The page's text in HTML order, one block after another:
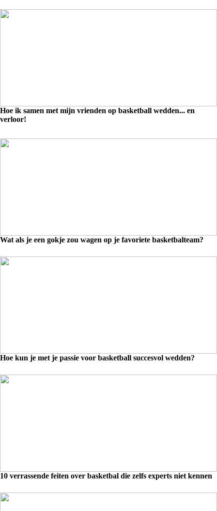
Hoe ik samen met mijn vrienden op basketball wedden... en
verloor!
Wat als je een gokje zou wagen op je favoriete basketbalteam?
Hoe kun je met je passie voor basketball succesvol wedden?
10 verrassende feiten over basketbal die zelfs experts niet kennen